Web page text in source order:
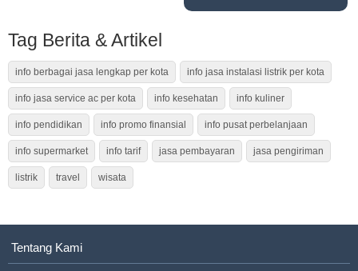
Tag Berita & Artikel
info berbagai jasa lengkap per kota info jasa instalasi listrik per kota
info jasa service ac per kota info kesehatan info kuliner
info pendidikan info promo finansial info pusat perbelanjaan
info supermarket info tarif jasa pembayaran jasa pengiriman
listrik travel wisata
Tentang Kami